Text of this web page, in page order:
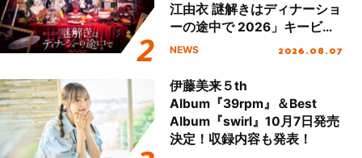
江由衣 謎解きはディナーショ
ーの途中で 2026」キービジ
ュアル＆グッズラインナップ
NEWS 2026.08.07
伊藤美来５th
Album『39rpm』＆Best
Album『swirl』10月7日発売
決定！収録内容も発表！